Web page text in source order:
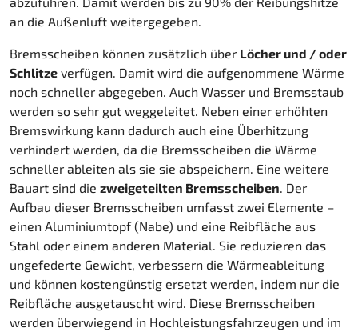
an die Außenluft weitergegeben.
Bremsscheiben können zusätzlich über Löcher und / oder
Schlitze verfügen. Damit wird die aufgenommene Wärme
noch schneller abgegeben. Auch Wasser und Bremsstaub
werden so sehr gut weggeleitet. Neben einer erhöhten
Bremswirkung kann dadurch auch eine Überhitzung
verhindert werden, da die Bremsscheiben die Wärme
schneller ableiten als sie sie abspeichern. Eine weitere
Bauart sind die zweigeteilten Bremsscheiben . Der
Aufbau dieser Bremsscheiben umfasst zwei Elemente –
einen Aluminiumtopf (Nabe) und eine Reibfläche aus
Stahl oder einem anderen Material. Sie reduzieren das
ungefederte Gewicht, verbessern die Wärmeableitung
und können kostengünstig ersetzt werden, indem nur die
Reibfläche ausgetauscht wird. Diese Bremsscheiben
werden überwiegend in Hochleistungsfahrzeugen und im